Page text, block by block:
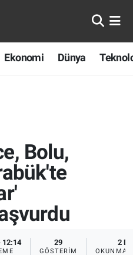
Ekonomi Dünya
Bolu,
12:14 29
GÖSTERIM
2 DK
OKUNMA
ve Fikstür